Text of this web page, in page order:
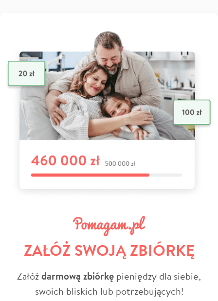
ZAŁÓŻ SWOJĄ ZBIÓRKĘ
Załóżdarmową zbiórkę pieniędzy dla siebie,
swoich bliskich lub potrzebujących!